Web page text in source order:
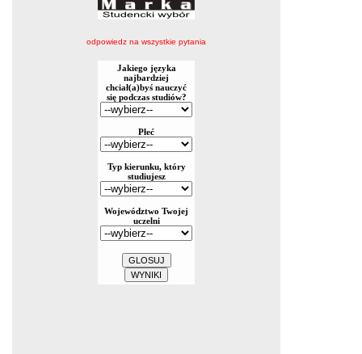
odpowiedz na wszystkie pytania